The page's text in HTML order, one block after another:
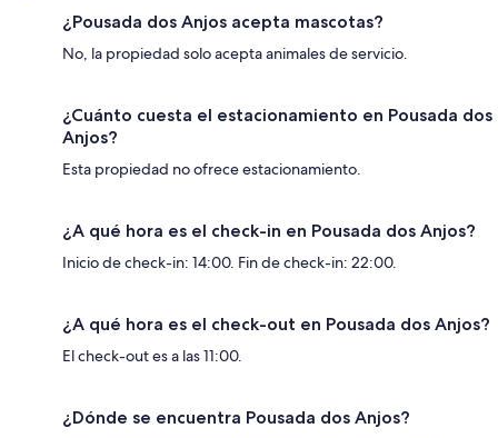
¿Pousada dos Anjos acepta mascotas?
No, la propiedad solo acepta animales de servicio.
¿Cuánto cuesta el estacionamiento en Pousada dos
Anjos?
Esta propiedad no ofrece estacionamiento.
¿A qué hora es el check-in en Pousada dos Anjos?
Inicio de check-in: 14:00. Fin de check-in: 22:00.
¿A qué hora es el check-out en Pousada dos Anjos?
El check-out es a las 11:00.
¿Dónde se encuentra Pousada dos Anjos?